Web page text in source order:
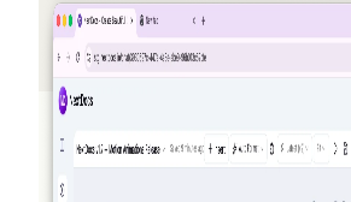
邀请朋友，赚取积分 —
一个全新的推荐计划，在每次有人注
友赚取积分 — 每月最高可达 50 美元
开的 Offers 页、面向 Pro+ 与 Ultra 的
及对 AI Memory 的补充回顾。